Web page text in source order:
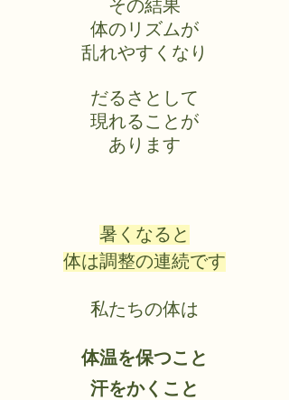
その結果
体のリズムが
乱れやすくなり
だるさとして
現れることが
あります
暑くなると
体は調整の連続です
私たちの体は
体温を保つこと
汗をかくこと